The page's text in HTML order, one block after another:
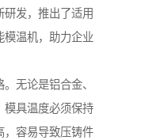
发，推出了适用
模温机，助力企业
无论是铝合金、
模具温度必须保持
，容易导致压铸件